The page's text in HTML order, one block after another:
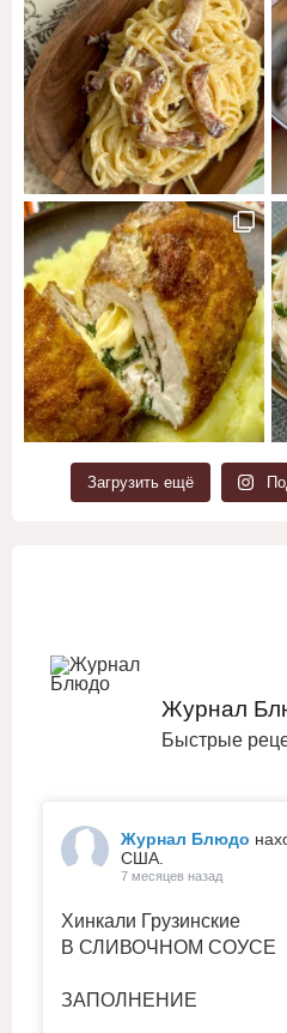
Загрузить ещё
Журнал
Быстрые
Журнал Блюдо
США.
7 месяцев назад
Хинкали Грузинские
В СЛИВОЧНОМ СОУСЕ
ЗАПОЛНЕНИЕ